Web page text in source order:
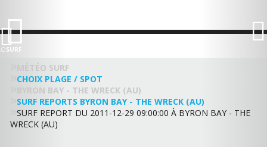
SURF
MÉTÉO SURF
CHOIX PLAGE / SPOT
BYRON BAY - THE WRECK (AU)
SURF REPORTS BYRON BAY - THE WRECK (AU)
SURF REPORT DU 2011-12-29 09:00:00 À BYRON BAY - THE
WRECK (AU)